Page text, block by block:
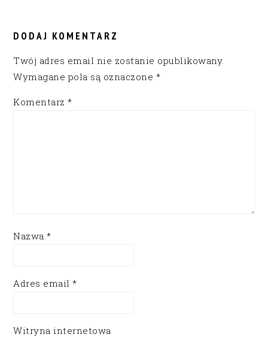
INTERACTIONS
DODAJ KOMENTARZ
Twój adres email nie zostanie opublikowany.
Wymagane pola są oznaczone *
Komentarz*
Nazwa*
Adres email*
Witryna internetowa